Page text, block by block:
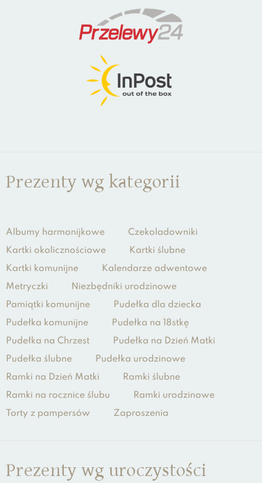
Prezenty wg kategorii
Albumy harmonijkowe
Czekoladowniki
Kartki okolicznościowe
Kartki ślubne
Kartki komunijne
Kalendarze adwentowe
Metryczki
Niezbędniki urodzinowe
Pamiątki komunijne
Pudełka dla dziecka
Pudełka komunijne
Pudełka na 18stkę
Pudełka na Chrzest
Pudełka na Dzień Matki
Pudełka ślubne
Pudełka urodzinowe
Ramki na Dzień Matki
Ramki ślubne
Ramki na rocznice ślubu
Ramki urodzinowe
Torty z pampersów
Zaproszenia
Prezenty wg uroczystości